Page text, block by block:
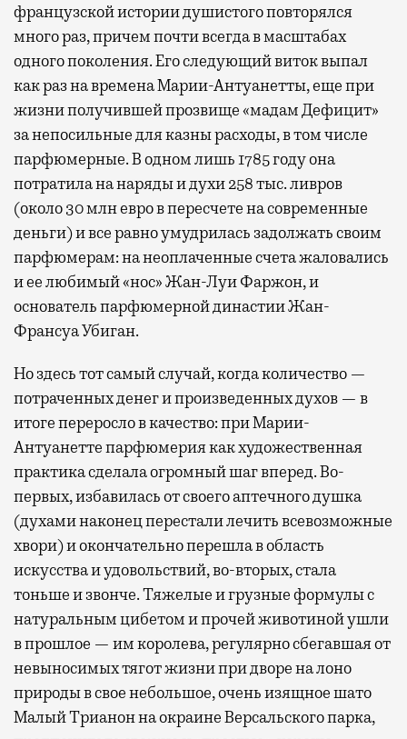
французской истории душистого повторялся
много раз, причем почти всегда в масштабах
одного поколения. Его следующий виток выпал
как раз на времена Марии-Антуанетты, еще при
жизни получившей прозвище «мадам Дефицит»
за непосильные для казны расходы, в том числе
парфюмерные. В одном лишь 1785 году она
потратила на наряды и духи 258 тыс. ливров
(около 30 млн евро в пересчете на современные
деньги) и все равно умудрилась задолжать своим
парфюмерам: на неоплаченные счета жаловались
и ее любимый «нос» Жан-Луи Фаржон, и
основатель парфюмерной династии Жан-
Франсуа Убиган.
Но здесь тот самый случай, когда количество —
потраченных денег и произведенных духов — в
итоге переросло в качество: при Марии-
Антуанетте парфюмерия как художественная
практика сделала огромный шаг вперед. Во-
первых, избавилась от своего аптечного душка
(духами наконец перестали лечить всевозможные
хвори) и окончательно перешла в область
искусства и удовольствий, во-вторых, стала
тоньше и звонче. Тяжелые и грузные формулы с
натуральным цибетом и прочей животиной ушли
в прошлое — им королева, регулярно cбегавшая от
невыносимых тягот жизни при дворе на лоно
природы в свое небольшое, очень изящное шато
Малый Трианон на окраине Версальского парка,